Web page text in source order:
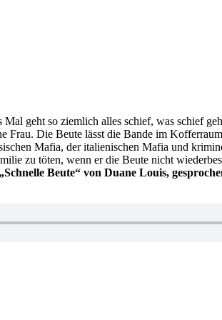
geht so ziemlich alles schief, was schief
Frau. Die Beute lässt die Bande im
Mafia, der italienischen Mafia und
zu töten, wenn er die Beute nicht
Beute“ von Duane Louis,